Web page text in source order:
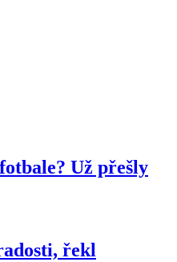
Už přešly
řekl